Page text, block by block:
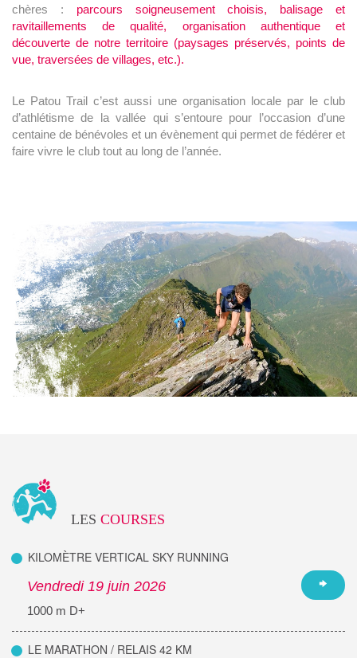
chères : parcours soigneusement choisis, balisage et
ravitaillements de qualité, organisation authentique et
découverte de notre territoire (paysages préservés, points de
vue, traversées de villages, etc.).
Le Patou Trail c’est aussi une organisation locale par le club
d’athlétisme de la vallée qui s’entoure pour l’occasion d’une
centaine de bénévoles et un évènement qui permet de fédérer et
faire vivre le club tout au long de l’année.
LES COURSES
KILOMÈTRE VERTICAL SKY RUNNING
Vendredi 19 juin 2026
1000 m D+
LE MARATHON / RELAIS 42 KM